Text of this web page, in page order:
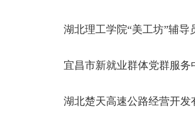
湖北理工学院“美工坊”辅导
宜昌市新就业群体党群服务
湖北楚天高速公路经营开发